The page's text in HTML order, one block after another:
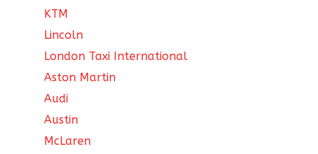
KTM
Lincoln
London Taxi International
Aston Martin
Audi
Austin
McLaren